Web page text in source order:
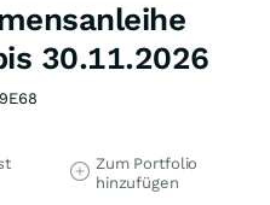
30.11.2026
Zum Portfolio
hinzufügen